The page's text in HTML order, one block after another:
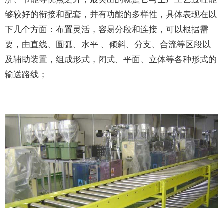
够较好的衔接和配套，并有功能的多样性，具体表现在以
下几个方面：布置灵活，容易分段和连接，可以根据需
要，由直线、圆弧、水平 、倾斜、分支、合流等区段以
及辅助装置，组成形式，闭式、平面、立体等各种形式的
输送路线；